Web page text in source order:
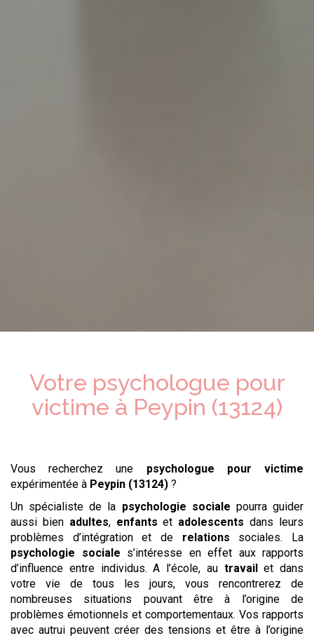
Votre psychologue pour
victime à Peypin (13124)
Vous recherchez une psychologue
pour victime
expérimentée à Peypin (13124) ?
Un spécialiste de la psychologie sociale pourra guider
aussi bien adultes, enfantset adolescents dans leurs
problèmes d’intégration et de relations sociales. La
psychologie sociale s’intéresse en effet aux rapports
d’influence entre individus. A l’école, au travailet dans
votre vie de tous les jours, vous rencontrerez de
nombreuses situations pouvant être à l’origine de
problèmes émotionnels et comportementaux. Vos rapports
avec autrui peuvent créer des tensions et être à l’origine